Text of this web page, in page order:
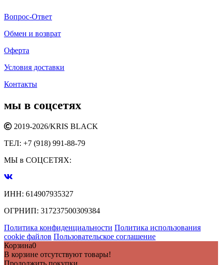
Вопрос-Ответ
Обмен и возврат
Оферта
Условия доставки
Контакты
мы в соцсетях
2019-2026/KRIS BLACK
ТЕЛ: +7 (918) 991-88-79
МЫ в СОЦСЕТЯХ:
ИНН: 614907935327
ОГРНИП: 317237500309384
Политика конфиденциальности Политика использования
cookie файлов Пользовательское соглашение
Корзина0
В корзине отсутствуют товары!
Продолжить покупки